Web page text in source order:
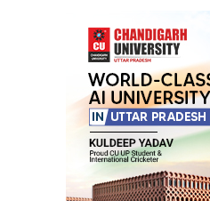
Your E-mail*
Submit Comment